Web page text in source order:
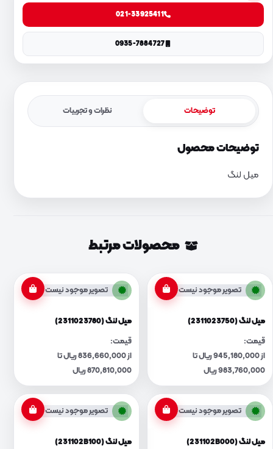
021-33925411
0935-7884727
توضیحات نظرات و تجربیات
توضیحات محصول
میل لنگ
محصولات مرتبط
تصویر موجود نیست
میل لنگ (2311023750)
قیمت:
از 945,180,000 ریال تا
983,760,000 ریال
تصویر موجود نیست
میل لنگ (2311023780)
قیمت:
از 836,660,000 ریال تا
870,810,000 ریال
تصویر موجود نیست
میل لنگ (231102B000)
تصویر موجود نیست
میل لنگ (231102B100)